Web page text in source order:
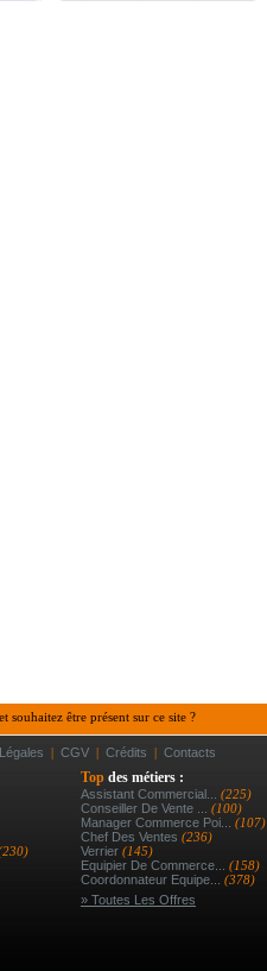
et souhaitez être présent sur ce site ?
| CGV | Crédits | Contacts
Top des métiers :
Assistant Commercial... (225)
Conseiller De Vente ... (100)
Manager Commerce Poi... (107)
Chef Des Ventes (236)
Verrier (145)
Equipier De Commerce... (158)
Coordonnateur Equipe... (378)
» Toutes Les Offres